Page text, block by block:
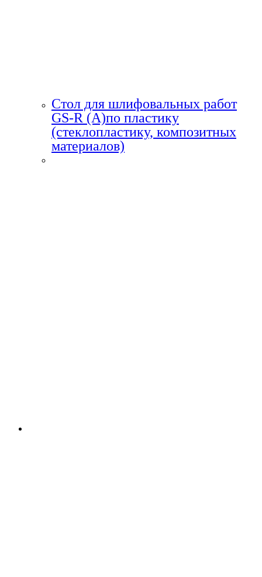
Стол для шлифовальных работ
GS-R (A)по пластику
(стеклопластику, композитных
материалов)